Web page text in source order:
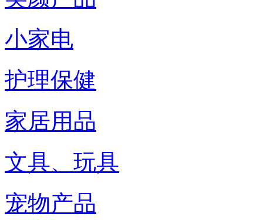
小家电
护理保健
家居用品
文具、玩具
宠物产品